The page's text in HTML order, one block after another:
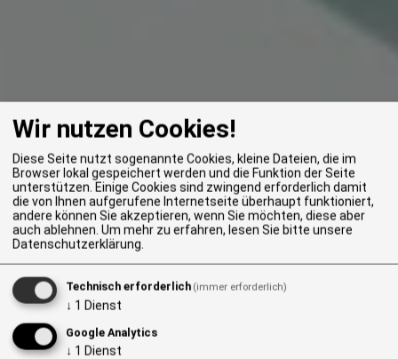
Wir nutzen Cookies!
Diese Seite nutzt sogenannte Cookies, kleine Dateien, die im
Browser lokal gespeichert werden und die Funktion der Seite
unterstützen. Einige Cookies sind zwingend erforderlich damit
die von Ihnen aufgerufene Internetseite überhaupt funktioniert,
andere können Sie akzeptieren, wenn Sie möchten, diese aber
auch ablehnen. Um mehr zu erfahren, lesen Sie bitte unsere
Datenschutzerklärung.
Technisch erforderlich (immer erforderlich)
↓ 1 Dienst
Google Analytics
↓ 1 Dienst